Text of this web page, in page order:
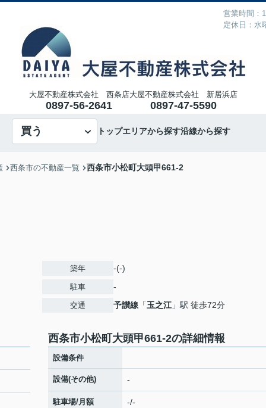
営業時間：
定休日：水
大屋不動産株式会社 西条店
0897-56-2641
大屋不動産株式会社 新居浜店
0897-47-5590
買う トップエリアから探す沿線から探す
西条市の不動産一覧 西条市小松町大頭甲661-2
築年 -(-)
駐車 -
交通 予讃線 「玉之江 」駅 徒歩72分
西条市小松町大頭甲661-2の詳細情報
設備条件
設備(その他) -
駐車場/月額 -/-